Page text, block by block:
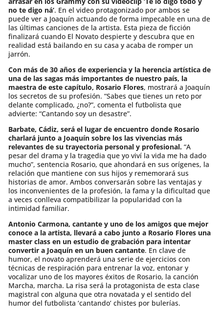
no te digo ná’. En el video protagonizado por ambos se
puede ver a Joaquín actuando de forma impecable en una de
las últimas canciones de la artista. Esta pieza de ficción
finalizará cuando El Novato despierte y descubra que en
realidad está bailando en su casa y acaba de romper un
jarrón.
Con más de 30 años de experiencia y la herencia artística de
una de las sagas más importantes de nuestro país, la
maestra de este capítulo, Rosario Flores, mostrará a Joaquín
los secretos de su profesión. “Sabes que tienes un reto por
delante complicado, ¿no?”, comenta el futbolista que
advierte: “Cantando soy un desastre”.
Barbate, Cádiz, será el lugar de encuentro donde Rosario
charlará junto a Joaquín sobre los las vivencias más
relevantes de su trayectoria personal y profesional.“A
pesar del drama y la tragedia que yo viví la vida me ha dado
mucho”, sentencia Rosario, que ahondará en sus orígenes, la
relación que mantiene con sus hijos y rememorará sus
historias de amor. Ambos conversarán sobre las ventajas y
los inconvenientes de la profesión, la fama y la dificultad que
a veces conlleva compatibilizar la popularidad con la
intimidad familiar.
Antonio Carmona, cantante y uno de los amigos que mejor
conoce a la artista, llevará a cabo junto a Rosario Flores una
master class en un estudio de grabación para intentar
convertir a Joaquín en un buen cantante. En clave de
humor, el novato aprenderá una serie de ejercicios con
técnicas de respiración para entrenar la voz, entonar y
vocalizar uno de los mayores éxitos de Rosario, la canción
Marcha, marcha. La risa será la protagonista de esta clase
magistral con alguna que otra novatada y el sentido del
humor del futbolista ‘cantando’ chistes por bulerías.